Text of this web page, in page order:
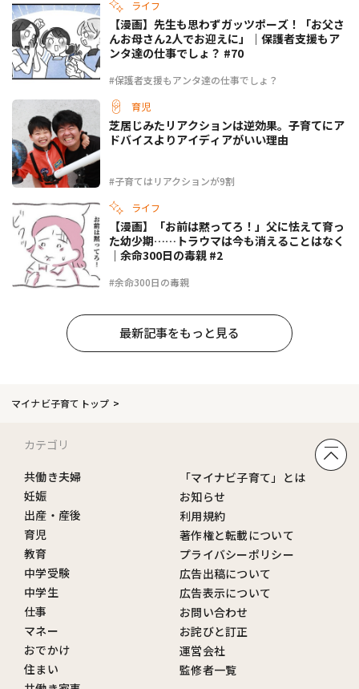
ライフ
#保護者支援もアンタ達の仕事でしょ？
【漫画】先生も思わずガッツポーズ！「お父さ
んお母さん2人でお迎えに」｜保護者支援もア
ンタ達の仕事でしょ？ #70
育児
#子育てはリアクションが9割
芝居じみたリアクションは逆効果。子育てにア
ドバイスよりアイディアがいい理由
ライフ
#余命300日の毒親
【漫画】「お前は黙ってろ！」父に怯えて育っ
た幼少期……トラウマは今も消えることはなく
｜余命300日の毒親 #2
最新記事をもっと見る
マイナビ子育てトップ
カテゴリ
共働き夫婦
妊娠
出産・産後
育児
教育
中学受験
中学生
仕事
マネー
おでかけ
住まい
「マイナビ子育て」とは
お知らせ
利用規約
著作権と転載について
プライバシーポリシー
広告出稿について
広告表示について
お問い合わせ
お詫びと訂正
運営会社
監修者一覧